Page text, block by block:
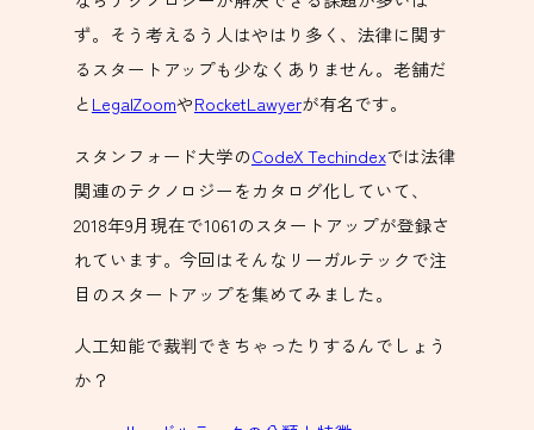
ず。そう考えるう人はやはり多く、法律に関す
るスタートアップも少なくありません。老舗だ
とLegalZoomやRocketLawyerが有名です。
スタンフォード大学のCodeX Techindexでは法律
関連のテクノロジーをカタログ化していて、
2018年9月現在で1061のスタートアップが登録さ
れています。今回はそんなリーガルテックで注
目のスタートアップを集めてみました。
人工知能で裁判できちゃったりするんでしょう
か？